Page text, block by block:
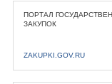
ПОРТАЛ
ЗАКУПОК
ZAKUPKI.GOV.RU